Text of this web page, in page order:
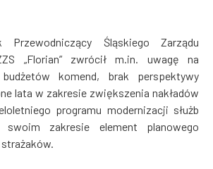
Przewodniczący Śląskiego Zarządu
„Florian” zwrócił m.in. uwagę na
budżetów komend, brak perspektywy
lata w zakresie zwiększenia nakładów
programu modernizacji służb
swoim zakresie element planowego